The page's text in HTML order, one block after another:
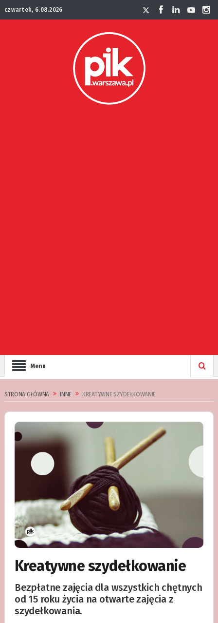
czwartek, 6.08.2026
Menu
STRONA GŁÓWNA INNE KREATYWNE SZYDEŁKOWANIE
Kreatywne szydełkowanie
Bezpłatne zajęcia dla wszystkich chętnych
od 15 roku życia na otwarte zajęcia z
szydełkowania.